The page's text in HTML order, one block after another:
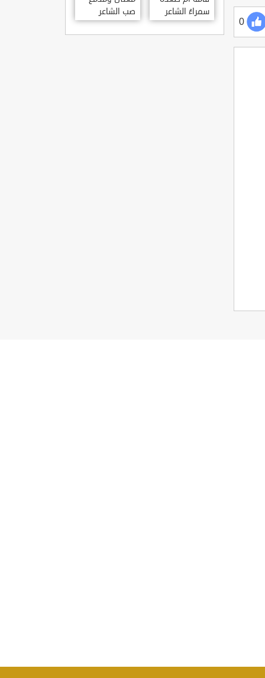
0
سمراءُ الشاعر
سيف الدين
المشد
صب الشاعر
سيف الدين
المشد